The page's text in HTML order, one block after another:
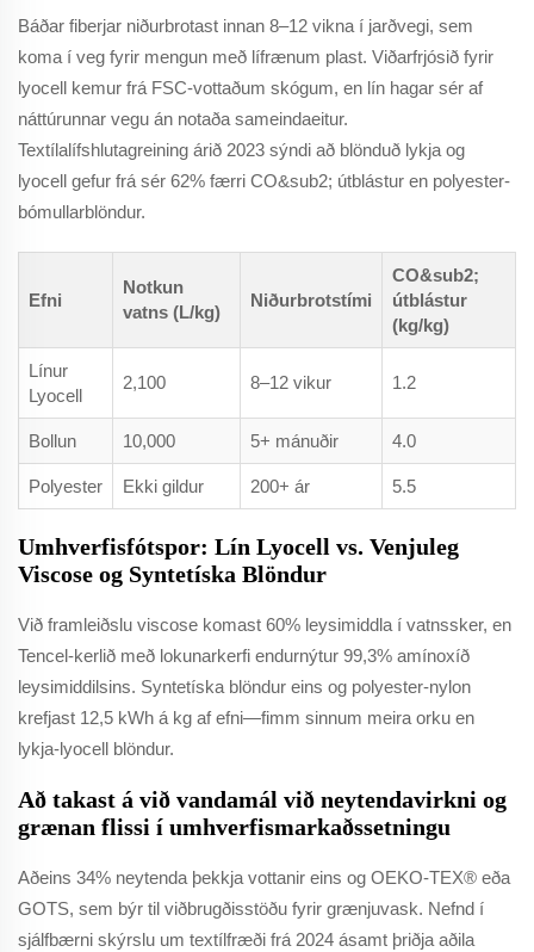
Báðar fiberjar niðurbrotast innan 8–12 vikna í jarðvegi, sem
koma í veg fyrir mengun með lífrænum plast. Viðarfrjósið fyrir
lyocell kemur frá FSC-vottaðum skógum, en lín hagar sér af
náttúrunnar vegu án notaða sameindaeitur.
Textílalífshlutagreining árið 2023 sýndi að blönduð lykja og
lyocell gefur frá sér 62% færri CO&sub2; útblástur en polyester-
bómullarblöndur.
Efni
Notkun
vatns (L/kg)
Niðurbrotstími
CO&sub2;
útblástur
(kg/kg)
Línur
Lyocell
2,100 8–12 vikur 1.2
Bollun 10,000 5+ mánuðir 4.0
Polyester Ekki gildur 200+ ár 5.5
Umhverfisfótspor: Lín Lyocell vs. Venjuleg
Viscose og Syntetíska Blöndur
Við framleiðslu viscose komast 60% leysimiddla í vatnssker, en
Tencel-kerlið með lokunarkerfi endurnýtur 99,3% amínoxíð
leysimiddilsins. Syntetíska blöndur eins og polyester-nylon
krefjast 12,5 kWh á kg af efni—fimm sinnum meira orku en
lykja-lyocell blöndur.
Að takast á við vandamál við neytendavirkni og
grænan flissi í umhverfismarkaðssetningu
Aðeins 34% neytenda þekkja vottanir eins og OEKO-TEX® eða
GOTS, sem býr til viðbrugðisstöðu fyrir grænjuvask. Nefnd í
sjálfbærni skýrslu um textílfræði frá 2024 ásamt þriðja aðila